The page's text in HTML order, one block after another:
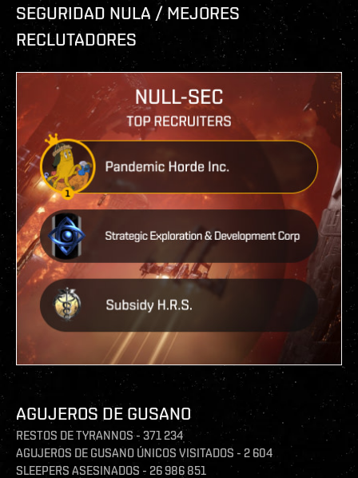
SEGURIDAD NULA / MEJORES
RECLUTADORES
AGUJEROS DE GUSANO
RESTOS DE TYRANNOS - 371 234
AGUJEROS DE GUSANO ÚNICOS VISITADOS - 2 604
SLEEPERS ASESINADOS - 26 986 851